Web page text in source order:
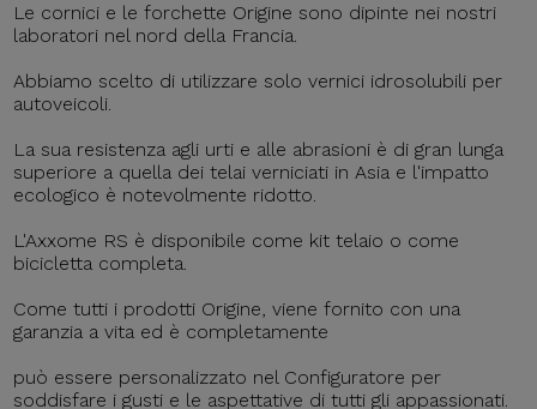
Le cornici e le forchette Origine sono dipinte nei nostri
laboratori nel nord della Francia.
Abbiamo scelto di utilizzare solo vernici idrosolubili per
autoveicoli.
La sua resistenza agli urti e alle abrasioni è di gran lunga
superiore a quella dei telai verniciati in Asia e l'impatto
ecologico è notevolmente ridotto.
L'Axxome RS è disponibile come kit telaio o come
bicicletta completa.
Come tutti i prodotti Origine, viene fornito con una
garanzia a vita ed è completamente
può essere personalizzato nel Configuratore per
soddisfare i gusti e le aspettative di tutti gli appassionati.